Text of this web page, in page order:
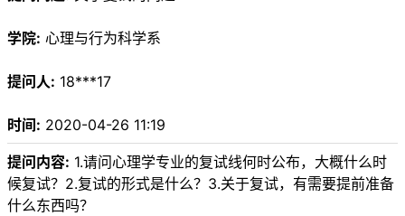
学院: 心理与行为科学系
提问人: 18***17
时间: 2020-04-26 11:19
提问内容: 1.请问心理学专业的复试线何时公布，大概什么时
候复试？2.复试的形式是什么？3.关于复试，有需要提前准备
什么东西吗？